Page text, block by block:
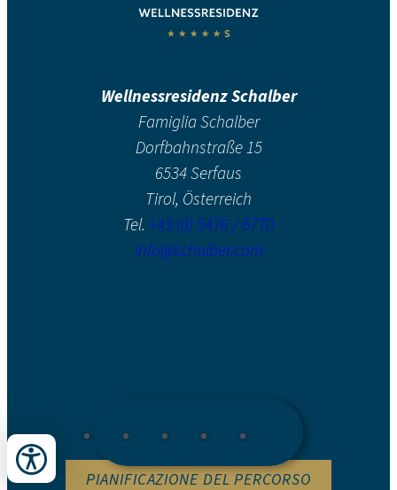
GALLERIA FOTOGRAFICA
VIDEOTECANEWSLETTER
Wellnessresidenz Schalber
Famiglia Schalber
Dorfbahnstraße 15
6534 Serfaus
Tirol, Österreich
Tel. +43 (0) 5476 / 6770
info@schalber.com
PIANIFICAZIONE DEL PERCORSO